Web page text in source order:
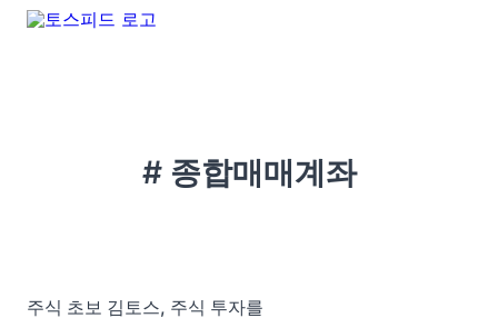
# 종합매매계좌
주식 초보 김토스, 주식 투자를